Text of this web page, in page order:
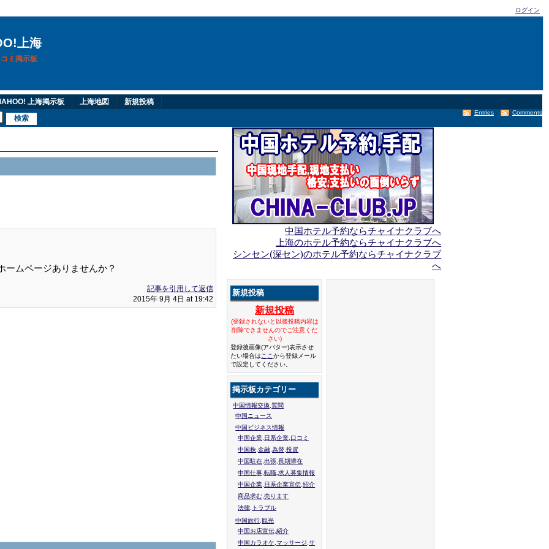
ログイン
上海
ミ掲示板
上海掲示板 上海地図 新規投稿
Comments
Entries
ームページありませんか？
記事を引用して返信
2015年 9月 4日 at 19:42
中国ホテル予約ならチャイナクラブへ
上海のホテル予約ならチャイナクラブへ
シンセン(深セン)のホテル予約ならチャイナクラブ
へ
新規投稿
新規投稿
(登録されないと以後投稿内容は
削除できませんのでご注意くだ
さい)
登録後画像(アバター)表示させ
たい場合は ここから登録メール
で設定してください。
掲示板カテゴリー
中国情報交換,質問
中国ニュース
中国ビジネス情報
中国企業,日系企業,口コミ
中国株,金融,為替,投資
中国駐在,出張,長期滞在
中国仕事,転職,求人募集情報
中国企業,日系企業宣伝,紹介
商品求む,売ります
法律,トラブル
中国旅行,観光
中国お店宣伝,紹介
中国カラオケ,マッサージ,サ